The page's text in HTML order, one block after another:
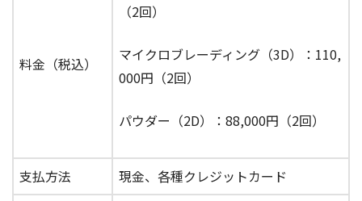
料金（税込）
（2回）
マイクロブレーディング（3D）
：110,
000円（2回）
パウダー（2D） ：88,000円（2回）
支払方法 現金、各種クレジットカード